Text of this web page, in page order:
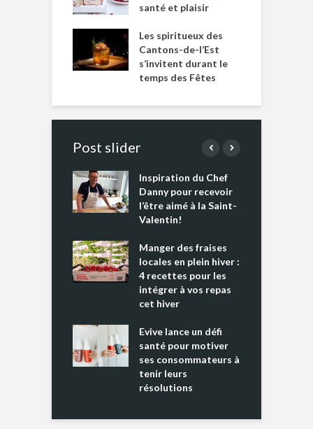
santé et plaisir
Les spiritueux des
Cantons-de-l’Est
s’invitent durant le
temps des Fêtes
Post slider
Inspiration du Chef
Danny pour recevoir
l’être aimé à la Saint-
Valentin!
Manger des fraises
locales en plein hiver :
4 recettes pour les
intégrer à vos repas
cet hiver
Evive lance un défi
santé pour motiver
ses consommateurs à
tenir leurs
résolutions